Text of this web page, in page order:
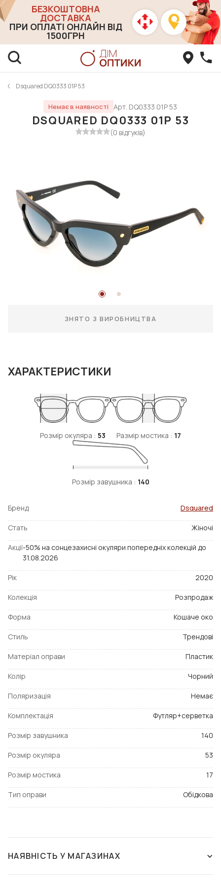
БЕЗКОШТОВНА
ДОСТАВКА
ПРИ ОПЛАТІ ОНЛАЙН ВІД
1500ГРН
Dsquared DQ0333 01P 53
Немає в наявності Арт. DQ0333 01P 53
DSQUARED DQ0333 01P 53
(0 відгуків)
ЗНЯТО З ВИРОБНИЦТВА
ХАРАКТЕРИСТИКИ
Розмір окуляра : 53 Размір мостика : 17
Розмір завушника : 140
Бренд Dsquared
Стать Жіночі
Акції-50% на сонцезахисні окуляри попередніх колекцій до
31.08.2026
Рік 2020
Колекція Розпродаж
Форма Кошаче око
Стиль Трендові
Матеріал оправи Пластик
Колір Чорний
Поляризація Немає
Комплектація Футляр+серветка
Розмір завушника 140
Розмір окуляра 53
Розмір мостика 17
Тип оправи Обідкова
НАЯВНІСТЬ У МАГАЗИНАХ